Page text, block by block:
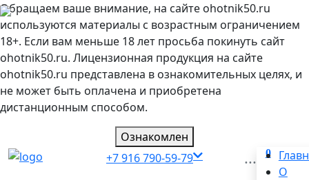
Обращаем ваше внимание, на сайте ohotnik50.ru
используются материалы с возрастным ограничением
18+. Если вам меньше 18 лет просьба покинуть сайт
ohotnik50.ru. Лицензионная продукция на сайте
ohotnik50.ru представлена в ознакомительных целях, и
не может быть оплачена и приобретена
дистанционным способом.
Ознакомлен
+7 916 790-59-79
0
...
О